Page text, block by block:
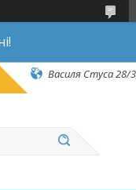
Василя Стуса 28/